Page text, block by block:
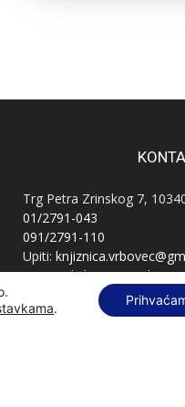
Trg Petra Zrinskog 7,
01/2791-043
091/2791-110
Upiti:
Ravnatelj:
76589521396
.